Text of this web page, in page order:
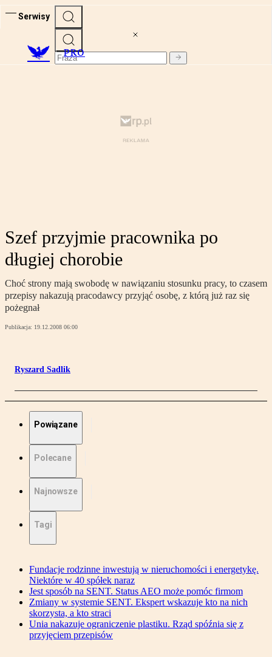
Serwisy
PRO
Szef przyjmie pracownika po
długiej chorobie
Choć strony mają swobodę w nawiązaniu stosunku pracy, to czasem
przepisy nakazują pracodawcy przyjąć osobę, z którą już raz się
pożegnał
Publikacja: 19.12.2008 06:00
Ryszard Sadlik
Powiązane
Polecane
Najnowsze
Tagi
Fundacje rodzinne inwestują w nieruchomości i energetykę.
Niektóre w 40 spółek naraz
Jest sposób na SENT. Status AEO może pomóc firmom
Zmiany w systemie SENT. Ekspert wskazuje kto na nich
skorzysta, a kto straci
Unia nakazuje ograniczenie plastiku. Rząd spóźnia się z
przyjęciem przepisów